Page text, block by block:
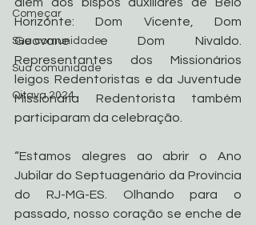
Começar
Sua comunidade
Sua comunidade
Oitava 2024
Horizonte: Dom Vicente, Dom
Geovane e Dom Nivaldo.
Representantes dos Missionários
leigos Redentoristas e da Juventude
Missionária Redentorista também
participaram da celebração.
“Estamos alegres ao abrir o Ano
Jubilar do Septuagenário da Província
do RJ-MG-ES. Olhando para o
passado, nosso coração se enche de